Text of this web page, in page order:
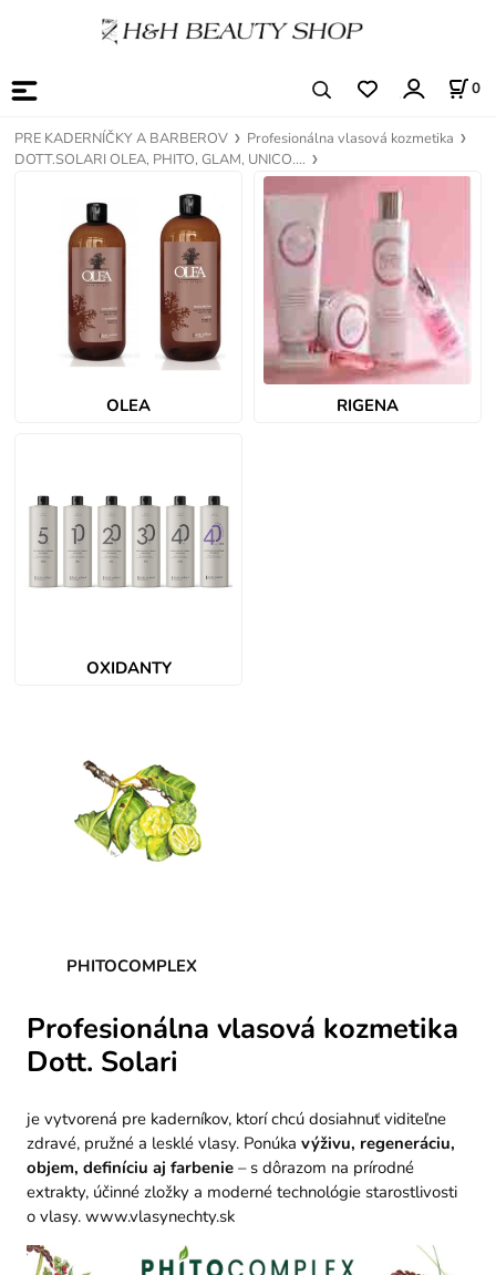
0
PRE KADERNÍČKY A BARBEROV
Profesionálna vlasová kozmetika
DOTT.SOLARI OLEA, PHITO, GLAM, UNICO....
OLEA RIGENA
OXIDANTY
PHITOCOMPLEX
Profesionálna vlasová kozmetika
Dott. Solari
je vytvorená pre kaderníkov, ktorí chcú dosiahnuť viditeľne
zdravé, pružné a lesklé vlasy. Ponúka výživu, regeneráciu,
objem, definíciu aj farbenie– s dôrazom na prírodné
extrakty, účinné zložky a moderné technológie starostlivosti
o vlasy. www.vlasynechty.sk